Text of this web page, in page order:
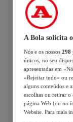
A Bola solicita
Nós e os nossos 298
únicos, no seu
apresentadas em
«Rejeitar tudo» ou
alguns conteúdos e
escolhas ou retirar
página Web (ou no
Website. Para mais